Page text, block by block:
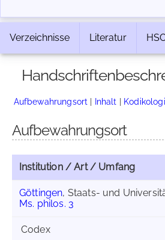
Verzeichnisse Literatur
Aufbewahrungsort | Inhalt |
Aufbewahrungsort
Institution / Art / Umfang
Göttingen, Staats- und
Ms. philos. 3
Codex